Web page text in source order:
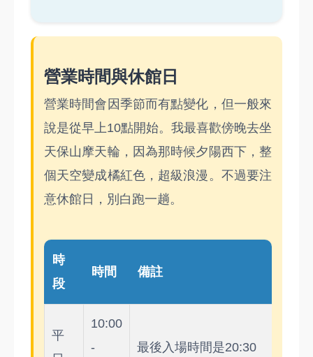
營業時間與休館日
營業時間會因季節而有點變化，但一般來
說是從早上10點開始。我最喜歡傍晚去坐
天保山摩天輪，因為那時候夕陽西下，整
個天空變成橘紅色，超級浪漫。不過要注
意休館日，別白跑一趟。
時
段
時間 備註
平
10:00
-
最後入場時間是20:30